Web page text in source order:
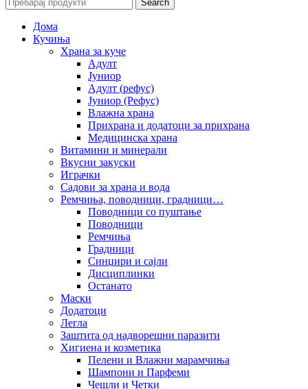
Search
Дома
Кучиња
Храна за куче
Адулт
Јуниор
Адулт (рефус)
Јуниор (Рефус)
Влажна храна
Прихрана и додатоци за прихрана
Медицинска храна
Витамини и минерали
Вкусни закуски
Играчки
Садови за храна и вода
Ремчиња, поводници, градници…
Поводници со пуштање
Поводници
Ремчиња
Градници
Синџири и сајли
Дисциплинки
Останато
Маски
Додатоци
Легла
Заштита од надворешни паразити
Хигиена и козметика
Пелени и Влажни марамчиња
Шампони и Парфеми
Чешли и Четки